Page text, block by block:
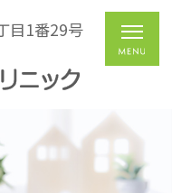
目1番29号